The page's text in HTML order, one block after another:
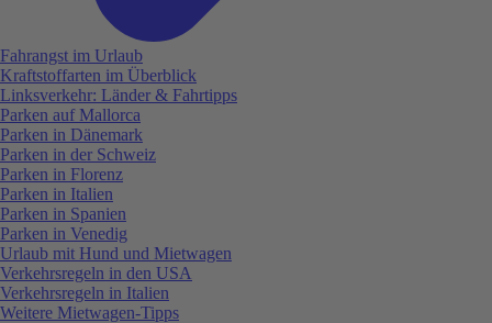
Fahrangst im Urlaub
Kraftstoffarten im Überblick
Linksverkehr: Länder & Fahrtipps
Parken auf Mallorca
Parken in Dänemark
Parken in der Schweiz
Parken in Florenz
Parken in Italien
Parken in Spanien
Parken in Venedig
Urlaub mit Hund und Mietwagen
Verkehrsregeln in den USA
Verkehrsregeln in Italien
Weitere Mietwagen-Tipps